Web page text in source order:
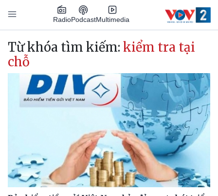
Nhảy đến nội dung
RadioPodcastMultimedia
Main navigation
Từ khóa tìm kiếm: kiểm tra tại
chỗ